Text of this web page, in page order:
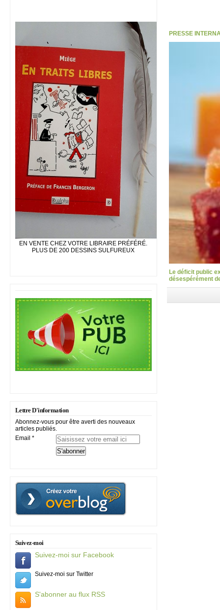
EN VENTE CHEZ VOTRE LIBRAIRE PRÉFÉRÉ.
PLUS DE 200 DESSINS SULFUREUX
Lettre D'information
Abonnez-vous pour être averti des nouveaux
articles publiés.
Email
Suivez-moi
Suivez-moi sur Facebook
Suivez-moi sur Twitter
S'abonner au flux RSS
PRESSE
Le déficit public
désespérément